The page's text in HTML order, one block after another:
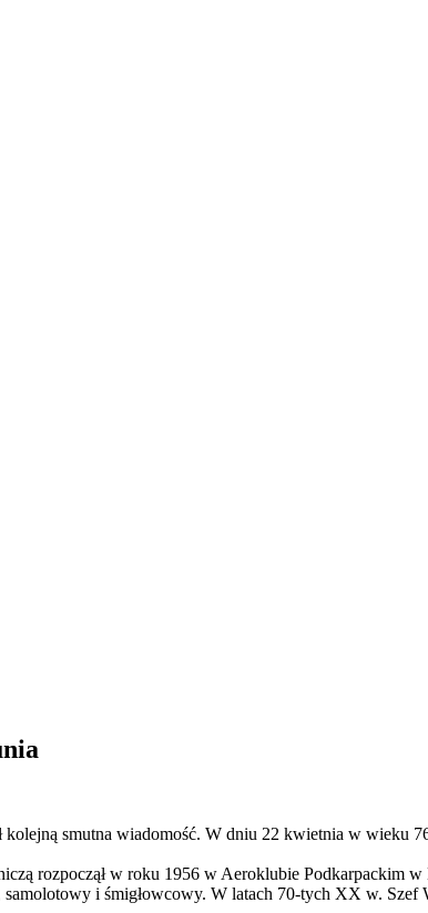
kolejną smutna wiadomość. W dniu 22 kwietnia w wieku
rozpoczął w roku 1956 w Aeroklubie
i śmigłowcowy. W latach 70-tych XX w. Szef